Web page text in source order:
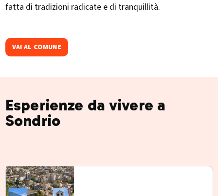
fatta di tradizioni radicate e di tranquillità.
VAI AL COMUNE
Esperienze da vivere a
Sondrio